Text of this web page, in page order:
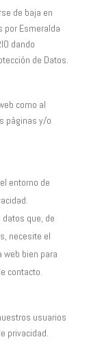
de baja en
por Esmeralda
dando
de Datos.
como al
páginas y/o
entorno de
datos que, de
necesite el
web bien para
contacto.
usuarios
privacidad.